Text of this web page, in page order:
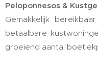
Peloponnesos &
Gemakkelijk
betaalbare
groeiend aantal